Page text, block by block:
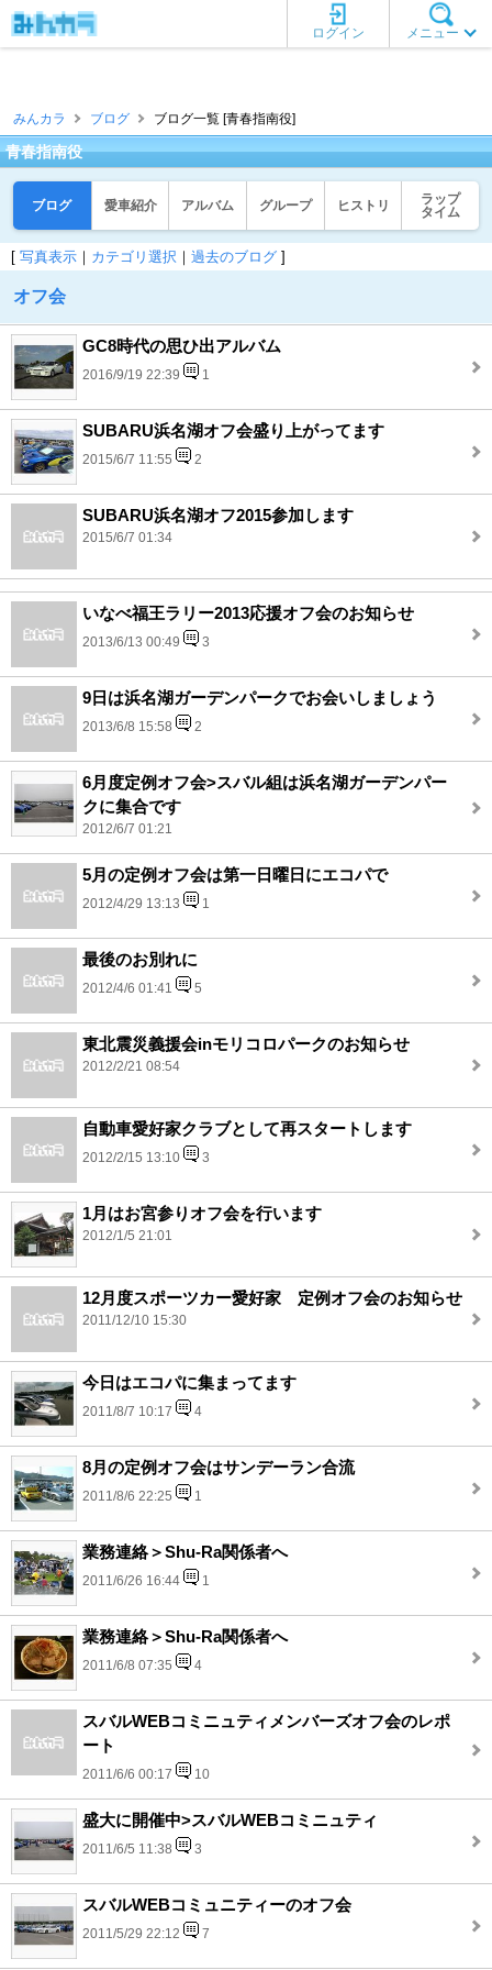
メニュー
ログイン
みんカラ ブログ ブログ一覧 [青春指南役]
青春指南役
ブログ 愛車紹介 アルバム グループ ヒストリ
ラップ
タイム
[ 写真表示 ｜ カテゴリ選択 ｜ 過去のブログ ]
オフ会
GC8時代の思ひ出アルバム
2016/9/19 22:39 1
SUBARU浜名湖オフ会盛り上がってます
2015/6/7 11:55 2
SUBARU浜名湖オフ2015参加します
2015/6/7 01:34
いなべ福王ラリー2013応援オフ会のお知らせ
2013/6/13 00:49 3
9日は浜名湖ガーデンパークでお会いしましょう
2013/6/8 15:58 2
6月度定例オフ会>スバル組は浜名湖ガーデンパー
クに集合です
2012/6/7 01:21
5月の定例オフ会は第一日曜日にエコパで
2012/4/29 13:13 1
最後のお別れに
2012/4/6 01:41 5
東北震災義援会inモリコロパークのお知らせ
2012/2/21 08:54
自動車愛好家クラブとして再スタートします
2012/2/15 13:10 3
1月はお宮参りオフ会を行います
2012/1/5 21:01
12月度スポーツカー愛好家 定例オフ会のお知らせ
2011/12/10 15:30
今日はエコパに集まってます
2011/8/7 10:17 4
8月の定例オフ会はサンデーラン合流
2011/8/6 22:25 1
業務連絡＞Shu-Ra関係者へ
2011/6/26 16:44 1
業務連絡＞Shu-Ra関係者へ
2011/6/8 07:35 4
スバルWEBコミニュティメンバーズオフ会のレポ
ート
2011/6/6 00:17 10
盛大に開催中>スバルWEBコミニュティ
2011/6/5 11:38 3
スバルWEBコミュニティーのオフ会
2011/5/29 22:12 7